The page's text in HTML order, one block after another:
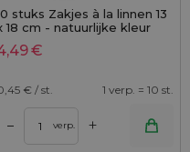
stuks Zakjes à la linnen 13
18 cm - natuurlijke kleur
€
€ / st. 1 verp. = 10 st.
– verp. +